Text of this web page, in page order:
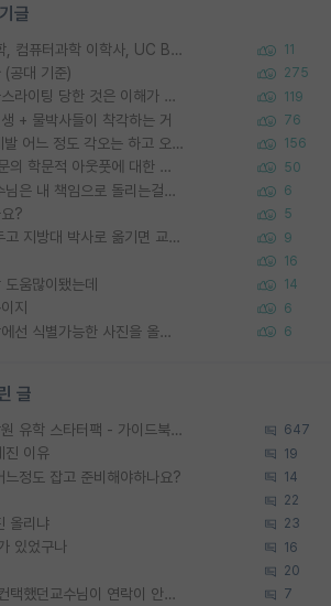
글
Korea University 수학, 컴퓨터과학 이학사, UC Berkeley 산업공학 대학원 공학박사가 되는 것은 쉽지 않겠죠? 11
(공대 기준) 275
대학원생들 교수에게 가스라이팅 당한 것은 이해가 갑니다. 안타깝네요. 119
+ 물박사들이 착각하는 거 76
석사입학예정생 분들! 제발 어느 정도 각오는 하고 오세요. 156
포스텍 억까에 대해 (동문의 학문적 아웃풋에 대한 반박) 50
왜 후배가 못하는걸 교수님은 내 책임으로 돌리는걸까요? 6
? 5
SSH 박사과정을 그만두고 지방대 박사로 옮기면 교수의 꿈은 끝일까요? 9
16
움많이됐는데 14
지 6
정보보안 연구하는 입장에선 식별가능한 사진을 올리는건 비추이긴함 6
글
[무료] 2026 미국 대학원 유학 스타터팩 - 가이드북 & 합격자 컨택메일 템플릿 647
진 이유 19
정도 잡고 준비해야하나요? 14
22
올리냐 23
있었구나 16
20
석박사 과정 합격하고, 컨택했던교수님이 연락이 안됩니다... 7